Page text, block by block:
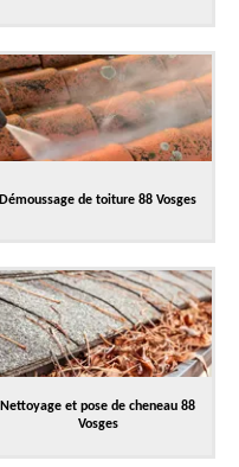
Démoussage de toiture 88 Vosges
Nettoyage et pose de cheneau 88
Vosges